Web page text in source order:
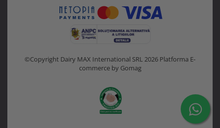
©Copyright Dairy MAX International SRL 2026 Platforma E-
commerce by Gomag